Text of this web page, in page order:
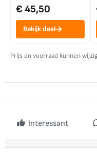
€ 45,50
Bekijk deal
Prijs en voorraad kunnen
Interessant